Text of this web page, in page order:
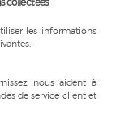
les informations
nous aident à
de service client et